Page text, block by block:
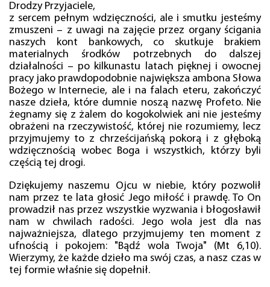
Drodzy Przyjaciele,
z sercem pełnym wdzięczności, ale i smutku jesteśmy
zmuszeni – z uwagi na zajęcie przez organy ścigania
naszych kont bankowych, co skutkuje brakiem
materialnych środków potrzebnych do dalszej
działalności – po kilkunastu latach pięknej i owocnej
pracy jako prawdopodobnie największa ambona Słowa
Bożego w Internecie, ale i na falach eteru, zakończyć
nasze dzieła, które dumnie noszą nazwę Profeto. Nie
żegnamy się z żalem do kogokolwiek ani nie jesteśmy
obrażeni na rzeczywistość, której nie rozumiemy, lecz
przyjmujemy to z chrześcijańską pokorą i z głęboką
wdzięcznością wobec Boga i wszystkich, którzy byli
częścią tej drogi.
Dziękujemy naszemu Ojcu w niebie, który pozwolił
nam przez te lata głosić Jego miłość i prawdę. To On
prowadził nas przez wszystkie wyzwania i błogosławił
nam w chwilach radości. Jego wola jest dla nas
najważniejsza, dlatego przyjmujemy ten moment z
ufnością i pokojem: "Bądź wola Twoja" (Mt 6,10).
Wierzymy, że każde dzieło ma swój czas, a nasz czas w
tej formie właśnie się dopełnił.